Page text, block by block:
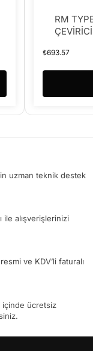
RM
ÇEVİRİCİ
₺693.57
uzman teknik destek
ile alışverişlerinizi
ve KDV’li faturalı
içinde ücretsiz